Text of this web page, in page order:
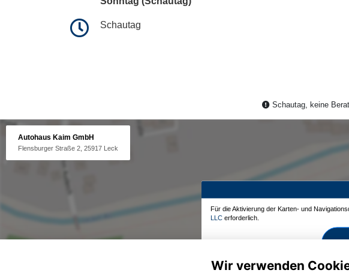
Schautag
Schautag, keine
Autohaus Kaim GmbH
Flensburger Straße 2, 25917 Leck
Für die Aktivierung der Karten- und
LLC erforderlich.
Wir verwenden